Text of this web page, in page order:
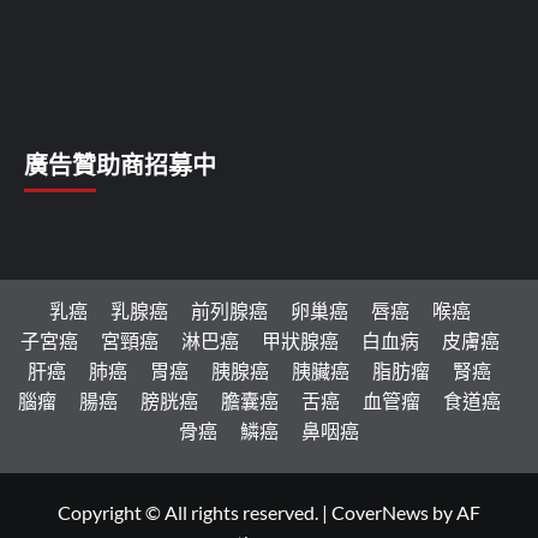
廣告贊助商招募中
乳癌 乳腺癌 前列腺癌 卵巢癌 唇癌
喉癌
子宮癌
宮頸癌 淋巴癌 甲狀腺癌 白血病
皮膚癌
肝癌
肺癌 胃癌 胰腺癌 胰臟癌 脂肪瘤
腎癌
腦瘤
腸癌 膀胱癌 膽囊癌 舌癌 血管瘤
食道癌
骨癌
鱗癌 鼻咽癌
Copyright © All rights reserved. | CoverNews by AF